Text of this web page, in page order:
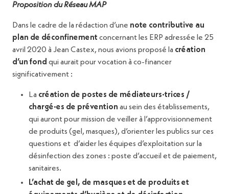
Proposition du Réseau MAP
Dans le cadre de la rédaction d’une note contributive au
plan de déconfinement concernant les ERP adressée le 25
avril 2020 à Jean Castex, nous avions proposé la création
d’un fond qui aurait pour vocation à co-financer
significativement :
La création de postes de médiateurs·trices /
chargé·es de prévention au sein des établissements,
qui auront pour mission de veiller à l’approvisionnement
de produits (gel, masques), d’orienter les publics sur ces
questions et d’aider les équipes d’exploitation sur la
désinfection des zones : poste d’accueil et de paiement,
sanitaires.
L’achat de gel, de masques et de produits et